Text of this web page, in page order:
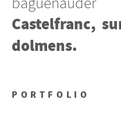
Castelfranc,
dolmens.
PORTFOLIO